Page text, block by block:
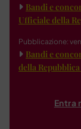
Bandi e
Ufficiale della
Pubblicazione:
Bandi e
della
Entra